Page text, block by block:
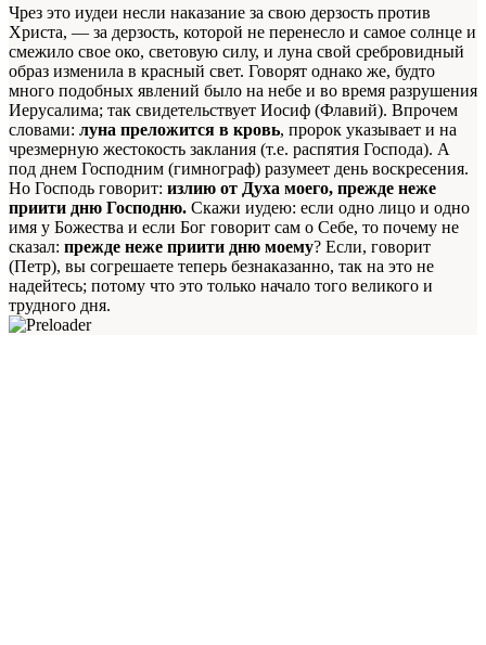
Чрез это иудеи несли наказание за свою дерзость против
Христа, — за дерзость, которой не перенесло и самое солнце и
смежило свое око, световую силу, и луна свой сребровидный
образ изменила в красный свет. Говорят однако же, будто
много подобных явлений было на небе и во время разрушения
Иерусалима; так свидетельствует Иосиф (Флавий). Впрочем
словами: луна преложится в кровь, пророк указывает и на
чрезмерную жестокость заклания (т.е. распятия Господа). А
под днем Господним (гимнограф) разумеет день воскресения.
Но Господь говорит: излию от Духа моего, прежде неже
приити дню Господню. Скажи иудею: если одно лицо и одно
имя у Божества и если Бог говорит сам о Себе, то почему не
сказал: прежде неже приити дню моему? Если, говорит
(Петр), вы согрешаете теперь безнаказанно, так на это не
надейтесь; потому что это только начало того великого и
трудного дня.